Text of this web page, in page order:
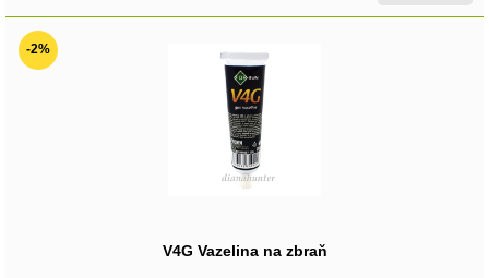
-2%
V4G Vazelina na zbraň